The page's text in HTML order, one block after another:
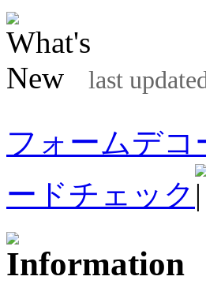
last
フォームデ
ードチェック